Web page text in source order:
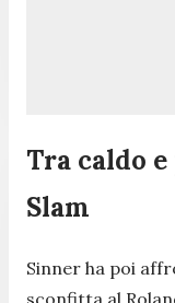
Tra caldo
Slam
Sinner ha poi
sconfitta al